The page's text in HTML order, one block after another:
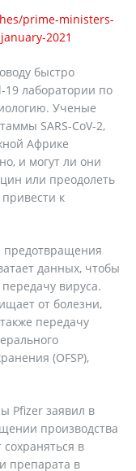
prime-ministers-
2021
быстро
лаборатории по
Ученые
SARS-CoV-2,
Африке
и могут ли они
или преодолеть
к
предотвращения
данных, чтобы
вируса.
от болезни,
передачу
(OFSP),
Pfizer заявил в
производства
в
препарата в